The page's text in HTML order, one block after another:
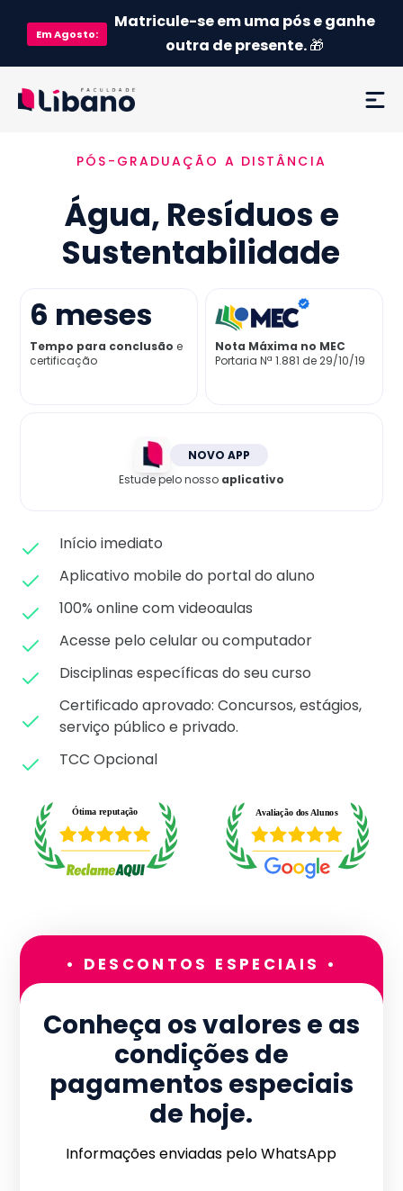
EmAgosto:
Matricule-se em uma pós e ganhe
outra de presente.🎁
Ementa
Como funciona
Credenciamento MEC
Preço
Já sou aluno
PÓS-GRADUAÇÃO A DISTÂNCIA
Água, Resíduos e
Sustentabilidade
6 meses
Tempo para conclusão e
certificação
Nota Máxima no MEC
Portaria Nª 1.881 de 29/10/19
NOVO APP
Estude pelo nosso aplicativo
Início imediato
Aplicativo mobile do portal do aluno
100% online com videoaulas
Acesse pelo celular ou computador
Disciplinas específicas do seu curso
Certificado aprovado: Concursos, estágios,
serviço público e privado.
TCC Opcional
• DESCONTOS ESPECIAIS •
Conheça os valores e as
condições de
pagamentos especiais
de hoje.
Informações enviadas pelo WhatsApp